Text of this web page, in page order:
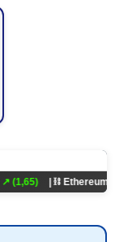
| ⛓️ Ethereum: R$